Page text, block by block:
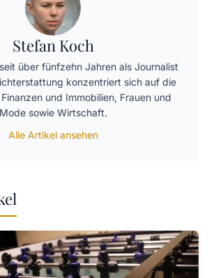
Stefan Koch
über fünfzehn Jahren als Journalist
konzentriert sich auf die
und Immobilien, Frauen und
Mode sowie Wirtschaft.
Alle Artikel ansehen